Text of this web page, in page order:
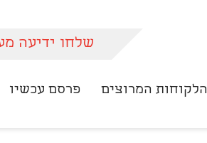
שלחו ידיעה
הלקוחות המרוצים פרסם עכשיו